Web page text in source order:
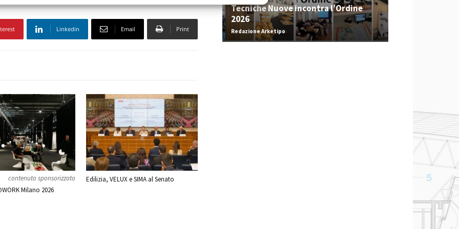
Linkedin Email Print
contenuto sponsorizzato
Milano 2026
Edilizia, VELUX e SIMA al Senato
Tecniche Nuove incontra l’Ordine
2026
Redazione Arketipo